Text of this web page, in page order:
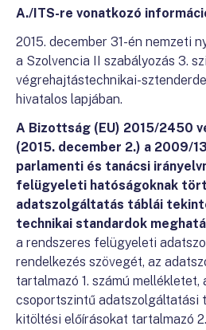
A./ITS-re vonatkozó
2015. december 31-én nemzeti
a Szolvencia II szabályozás 3.
végrehajtástechnikai-
hivatalos lapjában.
A Bizottság (EU) 2015/2450
(2015. december 2.) a 2009/
parlamenti és tanácsi
felügyeleti hatóságoknak
adatszolgáltatás táblái
technikai standardok
a rendszeres felügyeleti
rendelkezés szövegét, az
tartalmazó 1. számú mellékletet,
csoportszintű adatszolgáltatási
kitöltési előírásokat tartalmazó